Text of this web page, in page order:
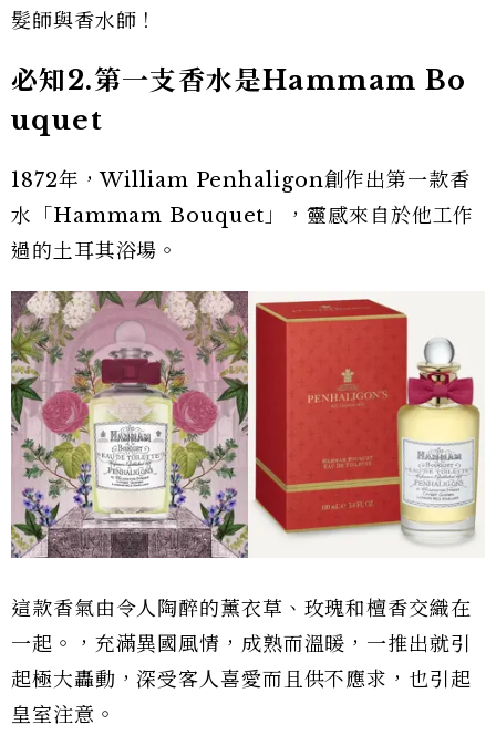
髮師與香水師！
必知2.第一支香水是Hammam Bo
uquet
1872年，William Penhaligon創作出第一款香
水「Hammam Bouquet」，靈感來自於他工作
過的土耳其浴場。
這款香氣由令人陶醉的薰衣草、玫瑰和檀香交織在
一起。，充滿異國風情，成熟而溫暖，一推出就引
起極大轟動，深受客人喜愛而且供不應求，也引起
皇室注意。